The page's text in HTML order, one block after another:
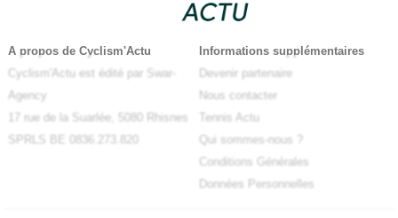
A propos de Cyclism'Actu
Cyclism'Actu est édité par Swar-
Agency
17 rue de la Suarlée, 5080 Rhisnes
SPRLS BE 0836.273.820
Informations supplémentaires
Devenir partenaire
Nous contacter
Tennis Actu
Qui sommes-nous ?
Conditions Générales
Données Personnelles